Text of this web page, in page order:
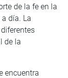
de la fe en la
día. La
de la
encuentra